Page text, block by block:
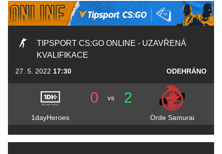
TIPSPORT CS:GO ONLINE - UZAVŘENÁ
KVALIFIKACE
27. 5. 2022 17:30 ODEHRÁNO
0 vs 2
1dayHeroes Orde Samurai